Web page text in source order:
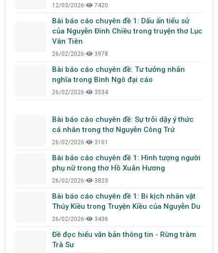
12/03/2026• 7420
Bài báo cáo chuyên đề 1: Dấu ấn tiểu sử
của Nguyễn Đình Chiều trong truyện thơ Lục
Vân Tiên
26/02/2026• 3978
Bài báo cáo chuyên đề: Tư tưởng nhân
nghĩa trong Bình Ngô đại cáo
26/02/2026• 3534
Bài báo cáo chuyên đề: Sự trỗi dậy ý thức
cá nhân trong thơ Nguyễn Công Trứ
26/02/2026• 3161
Bài báo cáo chuyên đề 1: Hình tượng người
phụ nữ trong thơ Hồ Xuân Hương
26/02/2026• 3823
Bài báo cáo chuyên đề 1: Bi kịch nhân vật
Thúy Kiều trong Truyện Kiều của Nguyễn Du
26/02/2026• 3436
Đề đọc hiểu văn bản thông tin - Rừng tràm
Trà Sư